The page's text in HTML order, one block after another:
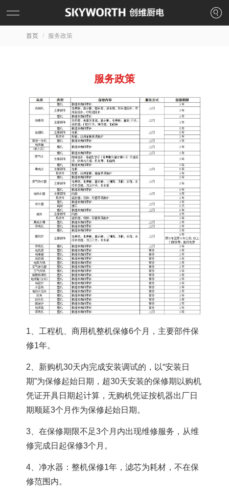
快速链接:
绞肉机 暖风机 热风机 燃气灶 电壁挂炉
燃气壁挂炉 小厨宝 燃气热水器 空气炸锅 吸尘器
集成吊顶 电磁炉 电热水器 嵌入式消毒柜 燃气灶
吸油烟机 马桶盖 破壁机 扫地机 电烤箱 净水器
茶吧机 电压力锅 燃气热水器 取暖桌 挂烫机
集成灶
燃气灶具 消毒柜 电饭煲 电热水器 养生壶 微波炉
循环扇
首页 服务政策
服务政策
1、工程机、商用机整机保修6个月，主要部件保
修1年。
2、新购机30天内完成安装调试的，以“安装日
期”为保修起始日期，超30天安装的保修期以购机
凭证开具日期起计算，无购机凭证按机器出厂日
期顺延3个月作为保修起始日期。
3、在保修期限不足3个月内出现维修服务，从维
修完成日起保修3个月。
4、净水器：整机保修1年，滤芯为耗材，不在保
修范围内。